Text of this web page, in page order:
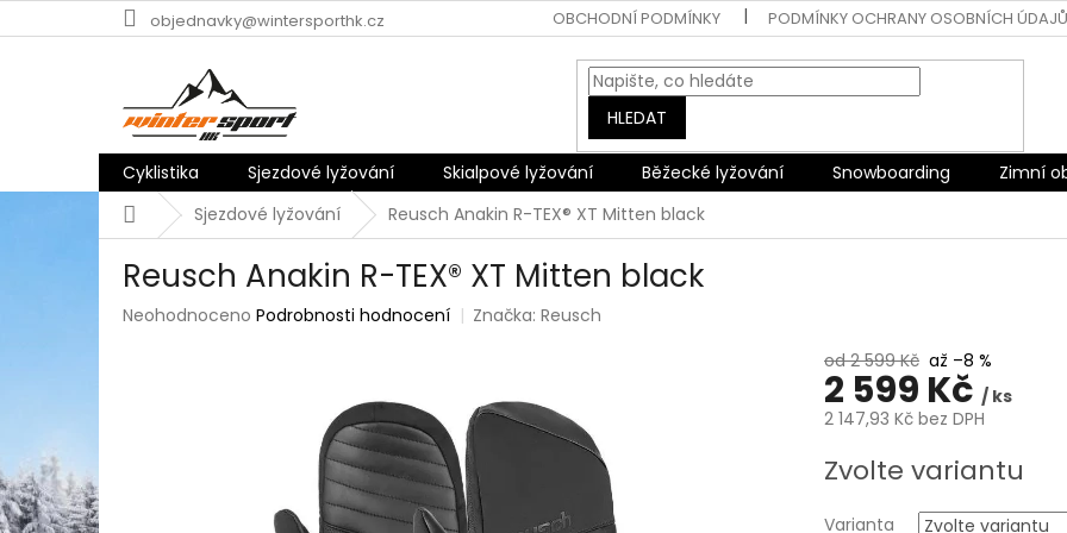
na
objednavky@wintersporthk.cz OBCHODNÍ PODMÍNKY PODMÍNKY OCHRANY OSOBNÍCH ÚDAJŮ
HLEDAT
Cyklistika Sjezdové lyžování Skialpové lyžování Běžecké lyžování Snowboarding Zimní
DomůSjezdové lyžování Reusch Anakin R-TEX® XT Mitten black
Reusch Anakin R-TEX® XT Mitten black
Průměrné
Neohodnoceno Podrobnosti hodnocení Značka:Reusch
od 2 599 Kč až –8 %
2 599 Kč / ks
2 147,93 Kč bez DPH
cena:
Zvolte variantu
Varianta